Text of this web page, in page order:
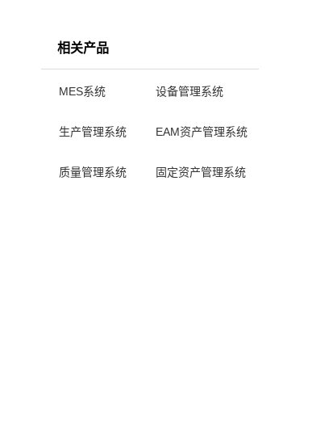
相关产品
MES系统 设备管理系统
生产管理系统 EAM资产管理系统
质量管理系统 固定资产管理系统